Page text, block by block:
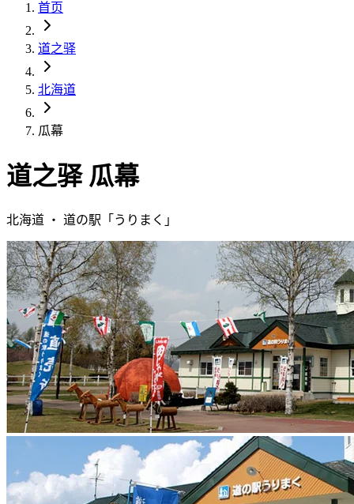
首页
道之驿
北海道
瓜幕
道之驿 瓜幕
北海道 ・ 道の駅「 うりまく 」